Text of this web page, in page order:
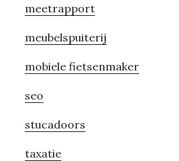
meetrapport
meubelspuiterij
mobiele fietsenmaker
seo
stucadoors
taxatie